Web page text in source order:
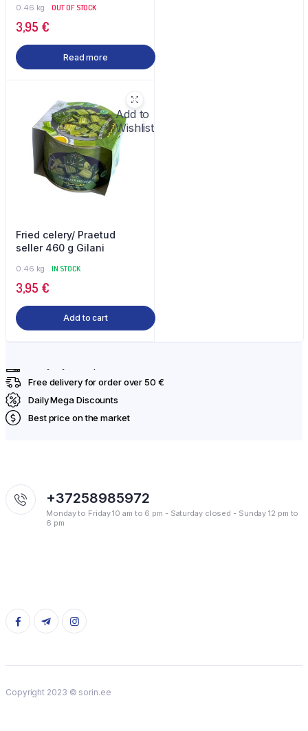
0.46 kg OUT OF STOCK
3,95 €
Read more
Add to
Wishlist
Fried celery/ Praetud
seller 460 g Gilani
0.46 kg IN STOCK
3,95 €
Add to cart
Free delivery for order over 50 €
Daily Mega Discounts
Best price on the market
+37258985972
Monday to Friday 10 am to 6 pm - Saturday closed - Sunday 12 pm to
6 pm
Copyright 2023 © sorin.ee